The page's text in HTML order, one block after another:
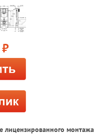
руб.
лицензированного монтажа